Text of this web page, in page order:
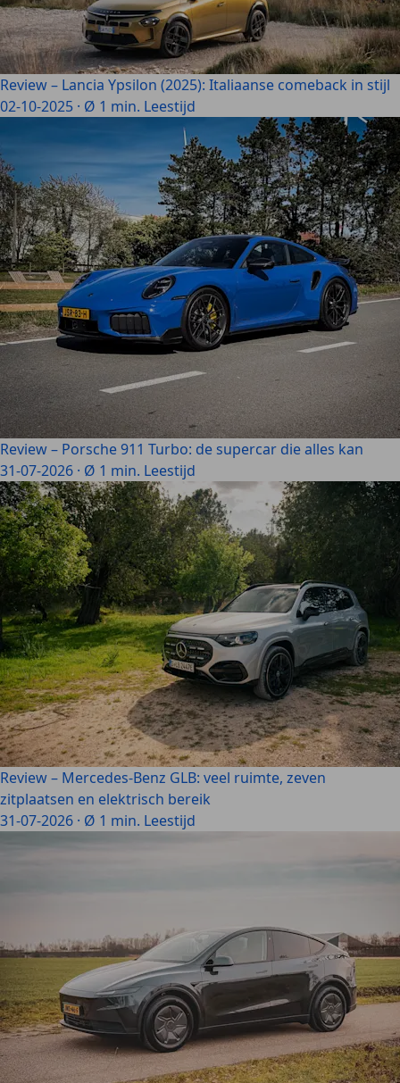
Review – Lancia Ypsilon (2025): Italiaanse comeback in stijl
02-10-2025 · Ø 1 min. Leestijd
Review – Porsche 911 Turbo: de supercar die alles kan
31-07-2026 · Ø 1 min. Leestijd
Review – Mercedes-Benz GLB: veel ruimte, zeven
zitplaatsen en elektrisch bereik
31-07-2026 · Ø 1 min. Leestijd